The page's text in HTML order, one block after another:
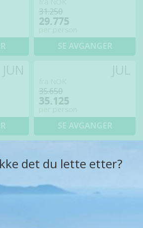
31.250
29.775
SE AVGANGER
35.650
35.125
SE AVGANGER
det du lette etter?